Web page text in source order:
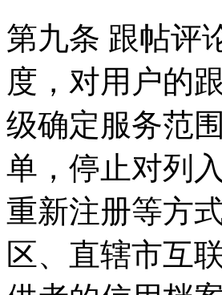
第九条 跟帖评
度，对用户的
级确定服务范
单，停止对列
重新注册等方
区、直辖市互